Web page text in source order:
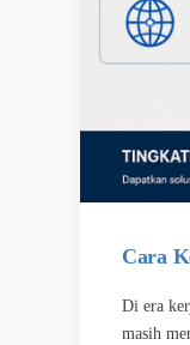
Cara
Di era
masih